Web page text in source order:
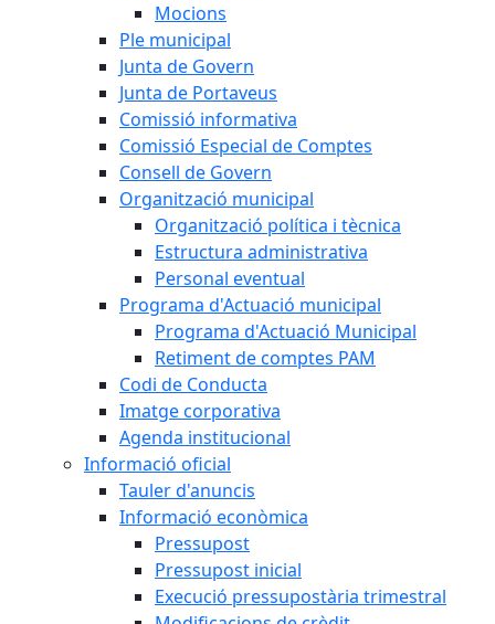
Mocions
Ple municipal
Junta de Govern
Junta de Portaveus
Comissió informativa
Comissió Especial de Comptes
Consell de Govern
Organització municipal
Organització política i tècnica
Estructura administrativa
Personal eventual
Programa d'Actuació municipal
Programa d'Actuació Municipal
Retiment de comptes PAM
Codi de Conducta
Imatge corporativa
Agenda institucional
Informació oficial
Tauler d'anuncis
Informació econòmica
Pressupost
Pressupost inicial
Execució pressupostària trimestral